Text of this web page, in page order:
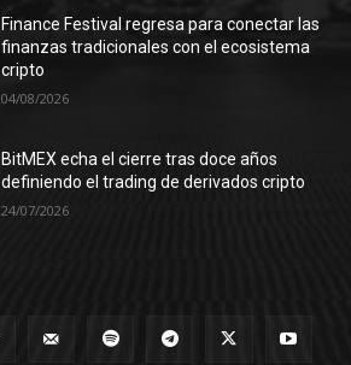
Finance Festival regresa para conectar las
finanzas tradicionales con el ecosistema
cripto
04/08/2026
BitMEX echa el cierre tras doce años
definiendo el trading de derivados cripto
24/07/2026